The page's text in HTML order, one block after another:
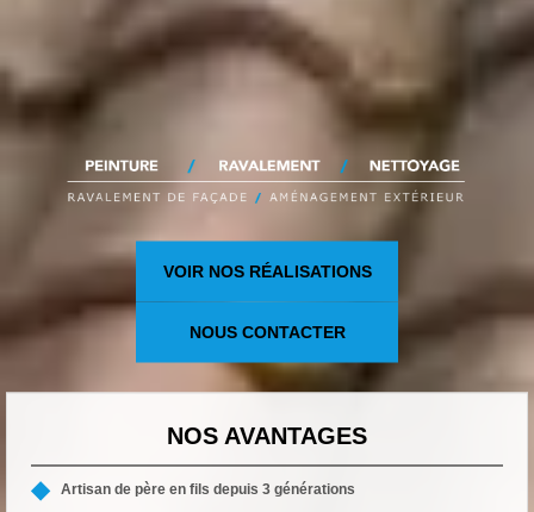
VOIR NOS RÉALISATIONS
NOUS CONTACTER
NOS AVANTAGES
Artisan de père en fils depuis 3 générations